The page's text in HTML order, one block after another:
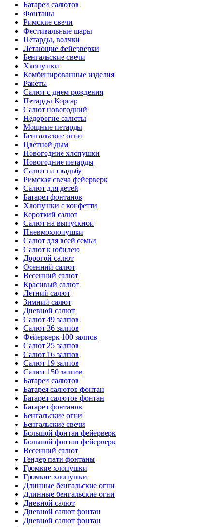
Батареи салютов
Фонтаны
Римские свечи
Фестивальные шары
Петарды, волчки
Летающие фейерверки
Бенгальские свечи
Хлопушки
Комбинированные изделия
Ракеты
Салют с днем рождения
Петарды Корсар
Салют новогодний
Недорогие салюты
Мощные петарды
Бенгальские огни
Цветной дым
Новогодние хлопушки
Новогодние петарды
Салют на свадьбу
Римская свеча фейерверк
Салют для детей
Батарея фонтанов
Хлопушки с конфетти
Короткий салют
Салют на выпускной
Пневмохлопушки
Салют для всей семьи
Салют к юбилею
Дорогой салют
Осенний салют
Весенний салют
Красивый салют
Летний салют
Зимний салют
Дневной салют
Салют 49 залпов
Салют 36 залпов
Фейерверк 100 залпов
Салют 25 залпов
Салют 16 залпов
Салют 19 залпов
Салют 150 залпов
Батареи салютов
Батарея салютов фонтан
Батарея салютов фонтан
Батарея фонтанов
Бенгальские огни
Бенгальские свечи
Большой фонтан фейерверк
Большой фонтан фейерверк
Весенний салют
Гендер пати фонтаны
Громкие хлопушки
Громкие хлопушки
Длинные бенгальские огни
Длинные бенгальские огни
Дневной салют
Дневной салют фонтан
Дневной салют фонтан